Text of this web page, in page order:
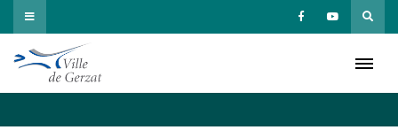
Passer
au
contenu